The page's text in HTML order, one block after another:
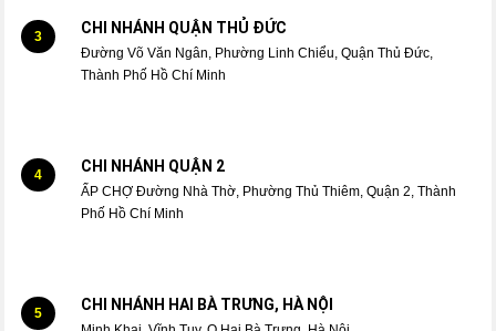
3 CHI NHÁNH QUẬN THỦ ĐỨC
Đường Võ Văn Ngân, Phường Linh Chiểu, Quận Thủ Đức,
Thành Phố Hồ Chí Minh
4 CHI NHÁNH QUẬN 2
ẤP CHỢ Đường Nhà Thờ, Phường Thủ Thiêm, Quận 2, Thành
Phố Hồ Chí Minh
5 CHI NHÁNH HAI BÀ TRƯNG, HÀ NỘI